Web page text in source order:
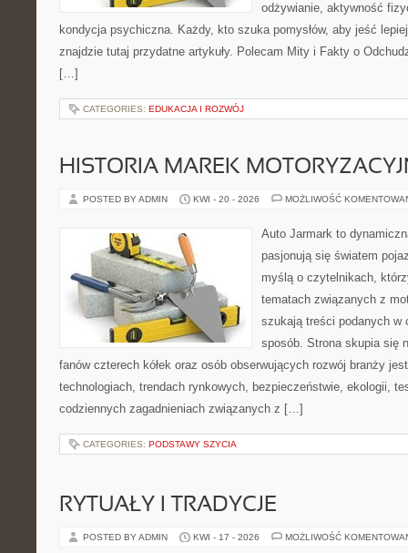
odżywianie, aktywność
kondycja psychiczna. Każdy, kto szuka pomysłów, aby jeść
znajdzie tutaj przydatne artykuły. Polecam Mity i Fakty o
[…]
CATEGORIES: EDUKACJA I ROZWÓJ
HISTORIA MAREK
POSTED BY ADMIN KWI - 20 - 2026 MOŻLIWOŚĆ
Auto Jarmark to
pasjonują się światem
myślą o czytelnikach,
tematach związanych z
szukają treści podanych w
sposób. Strona skupia się
fanów czterech kółek oraz osób obserwujących rozwój branży
technologiach, trendach rynkowych, bezpieczeństwie, ekologii,
codziennych zagadnieniach związanych z […]
CATEGORIES: PODSTAWY SZYCIA
RYTUAŁY I TRADYCJE
POSTED BY ADMIN KWI - 17 - 2026 MOŻLIWOŚĆ